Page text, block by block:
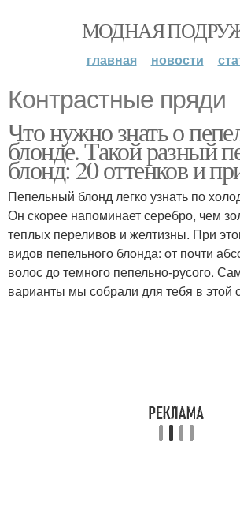
МОДНАЯ
главная новости
Контрастные пряди
Что нужно знать о
блонде. Такой разный
блонд: 20 оттенков и
Пепельный блонд легко узнать по
Он скорее напоминает серебро, чем
теплых переливов и желтизны. При
видов пепельного блонда: от почти
волос до темного пепельно-русого.
варианты мы собрали для тебя в этой